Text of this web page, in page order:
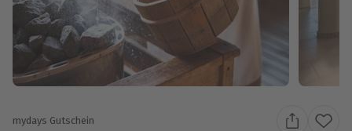
mydays Gutschein